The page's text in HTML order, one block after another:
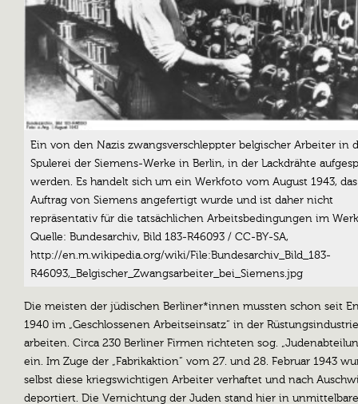
Ein von den Nazis zwangsverschleppter belgischer Arbeiter in
Spulerei der Siemens-Werke in Berlin, in der Lackdrähte
werden. Es handelt sich um ein Werkfoto vom August 1943,
Auftrag von Siemens angefertigt wurde und ist daher nicht
repräsentativ für die tatsächlichen Arbeitsbedingungen im
Quelle: Bundesarchiv, Bild 183-R46093 / CC-BY-SA,
http://en.m.wikipedia.org/wiki/File:Bundesarchiv_Bild_183-
R46093,_Belgischer_Zwangsarbeiter_bei_Siemens.jpg
Die meisten der jüdischen Berliner*innen mussten schon seit
1940 im „Geschlossenen Arbeitseinsatz“ in der Rüstungsindustrie
arbeiten. Circa 230 Berliner Firmen richteten sog.
ein. Im Zuge der „Fabrikaktion“ vom 27. und 28. Februar 1943
selbst diese kriegswichtigen Arbeiter verhaftet und nach
deportiert. Die Vernichtung der Juden stand hier in